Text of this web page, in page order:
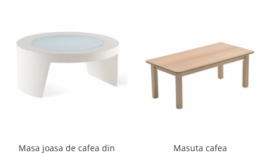
Masa joasa de cafea din
Masuta cafea